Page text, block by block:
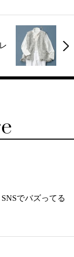
でバズってる